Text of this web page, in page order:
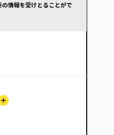
情報を受けとることがで